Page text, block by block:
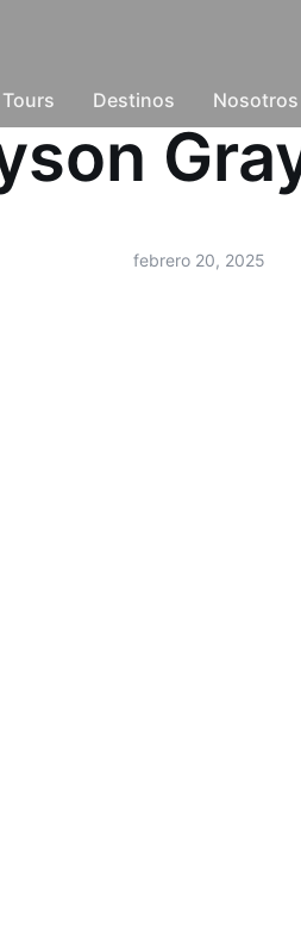
Destinos Nosotros
febrero 20, 2025